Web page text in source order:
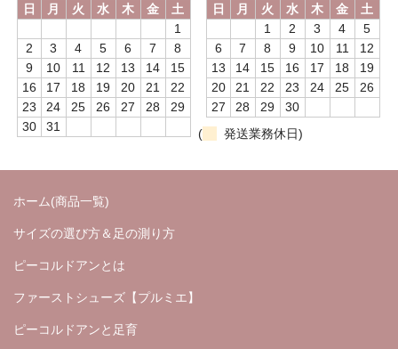
メディア
足と靴のこと
足育について
日
月 火 水 木 金
土
1
2
3 4 5 6 7
8
9
10 11 12 13 14
15
16
17 18 19 20 21
22
23
24 25 26 27 28
29
30
31
日
月 火 水 木 金
土
1
2 3 4
5
6
7 8 9 10 11
12
13
14 15 16 17 18
19
20
21 22 23 24 25
26
27
28 29
30
(
発送業務休日)
ホーム(商品一覧)
サイズの選び方＆足の測り方
ピーコルドアンとは
ファーストシューズ【プルミエ】
ピーコルドアンと足育